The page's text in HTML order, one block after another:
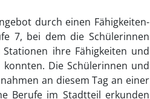
durch einen Fähigkeiten-
7, bei dem die Schülerinnen
ihre Fähigkeiten und
Die Schülerinnen und
an diesem Tag an einer
Berufe im Stadtteil erkunden